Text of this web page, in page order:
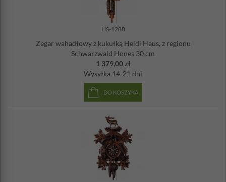
HS-1288
Zegar wahadłowy z kukułką Heidi Haus, z regionu
Schwarzwald Hones 30 cm
1 379,00 zł
Wysyłka 14-21 dni
DO KOSZYKA